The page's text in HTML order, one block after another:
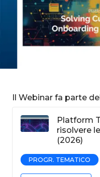
Il Webinar fa parte
Platform
risolvere
(2026)
PROGR. TEMATICO